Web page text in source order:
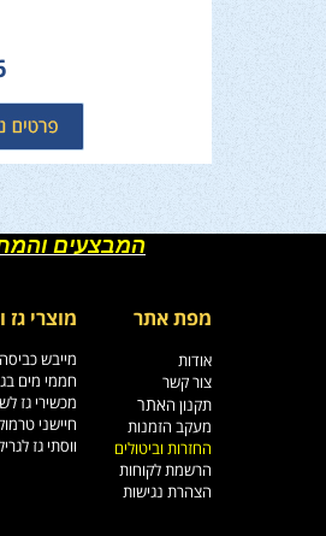
המבצעים
מפת אתר מוצרי
אודות
צור קשר
תקנון האתר
מעקב הזמנות
החזרות וביטולים
הרשמת לקוחות
הצהרת נגישות
מייבש כביסה
חממי מים
מכשירי גז
חיישני
ווסתי גז